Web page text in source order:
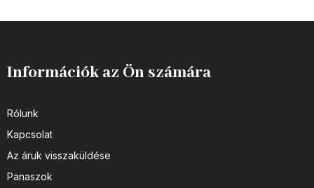
Információk az Ön számára
Rólunk
Kapcsolat
Az áruk visszaküldése
Panaszok